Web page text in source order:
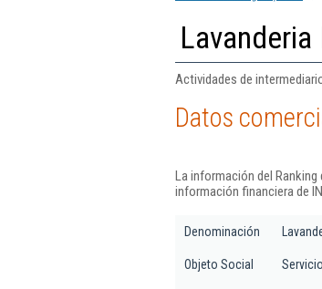
Actividades de
Datos
La información del Ranking
información financiera de
Denominación
Objeto Social